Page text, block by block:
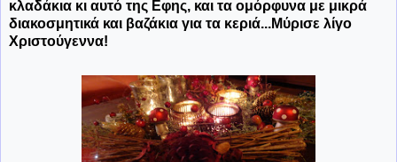
κλαδάκια κι αυτό της Εφης, και τα ομόρφυνα με μικρά
διακοσμητικά και βαζάκια για τα κεριά...Μύρισε λίγο
Χριστούγεννα!